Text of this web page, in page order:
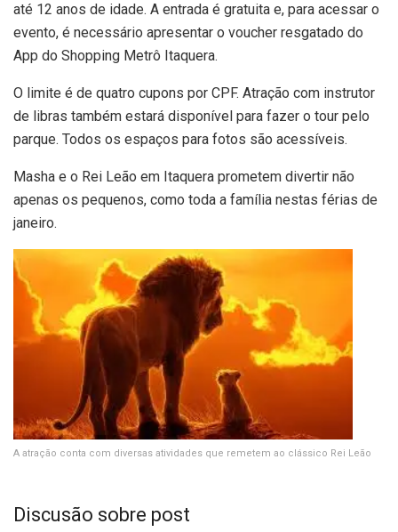
até 12 anos de idade. A entrada é gratuita e, para acessar o
evento, é necessário apresentar o voucher resgatado do
App do Shopping Metrô Itaquera.
O limite é de quatro cupons por CPF. Atração com instrutor
de libras também estará disponível para fazer o tour pelo
parque. Todos os espaços para fotos são acessíveis.
Masha e o Rei Leão em Itaquera prometem divertir não
apenas os pequenos, como toda a família nestas férias de
janeiro.
A atração conta com diversas atividades que remetem ao clássico Rei Leão
Discusão sobre post